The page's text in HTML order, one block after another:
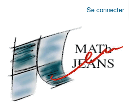
Aller
non
identifié
Se connecter